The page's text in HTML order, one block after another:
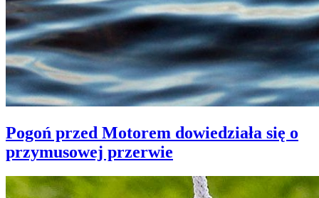
Pogoń przed Motorem dowiedziała się o
przymusowej przerwie